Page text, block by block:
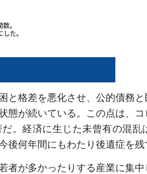
と格差を悪化させ、公的債務
態が続いている。この点は、
。経済に生じた未曾有の混
何年間にもわたり後遺症を残
者が多かったりする産業に集